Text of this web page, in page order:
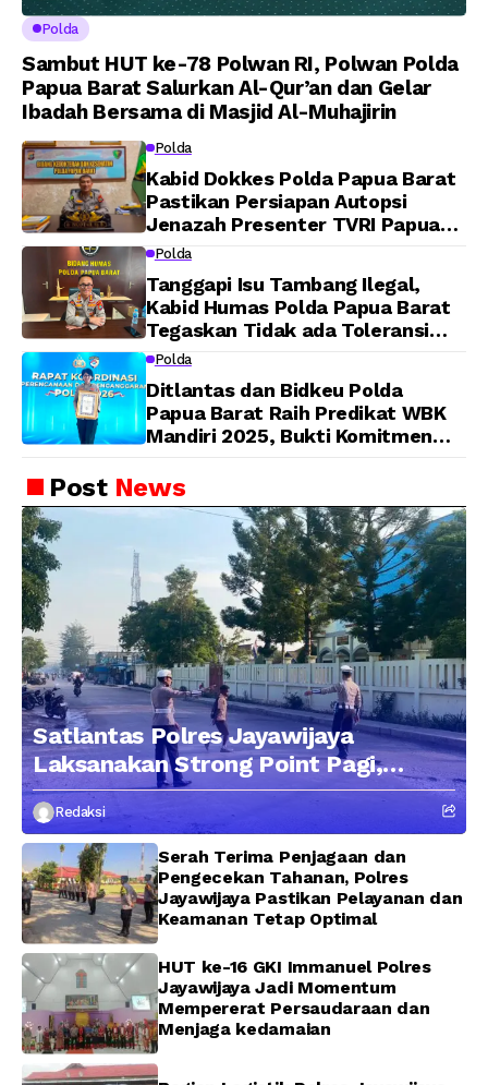
Polda
Sambut HUT ke-78 Polwan RI, Polwan Polda
Papua Barat Salurkan Al-Qur’an dan Gelar
Ibadah Bersama di Masjid Al-Muhajirin
Polda
Kabid Dokkes Polda Papua Barat
Pastikan Persiapan Autopsi
Jenazah Presenter TVRI Papua
Barat Yanto Idorway Telah
Dijadwalkan Kamis
Polda
Tanggapi Isu Tambang Ilegal,
Kabid Humas Polda Papua Barat
Tegaskan Tidak ada Toleransi
bagi Oknum Anggota
Polda
Ditlantas dan Bidkeu Polda
Papua Barat Raih Predikat WBK
Mandiri 2025, Bukti Komitmen
Berintegritas
PostNews
Satlantas Polres Jayawijaya
Laksanakan Strong Point Pagi,
Edukasi Pengendara dengan
Pendekatan Humanis
Redaksi
Serah Terima Penjagaan dan
Pengecekan Tahanan, Polres
Jayawijaya Pastikan Pelayanan dan
Keamanan Tetap Optimal
HUT ke-16 GKI Immanuel Polres
Jayawijaya Jadi Momentum
Mempererat Persaudaraan dan
Menjaga kedamaian